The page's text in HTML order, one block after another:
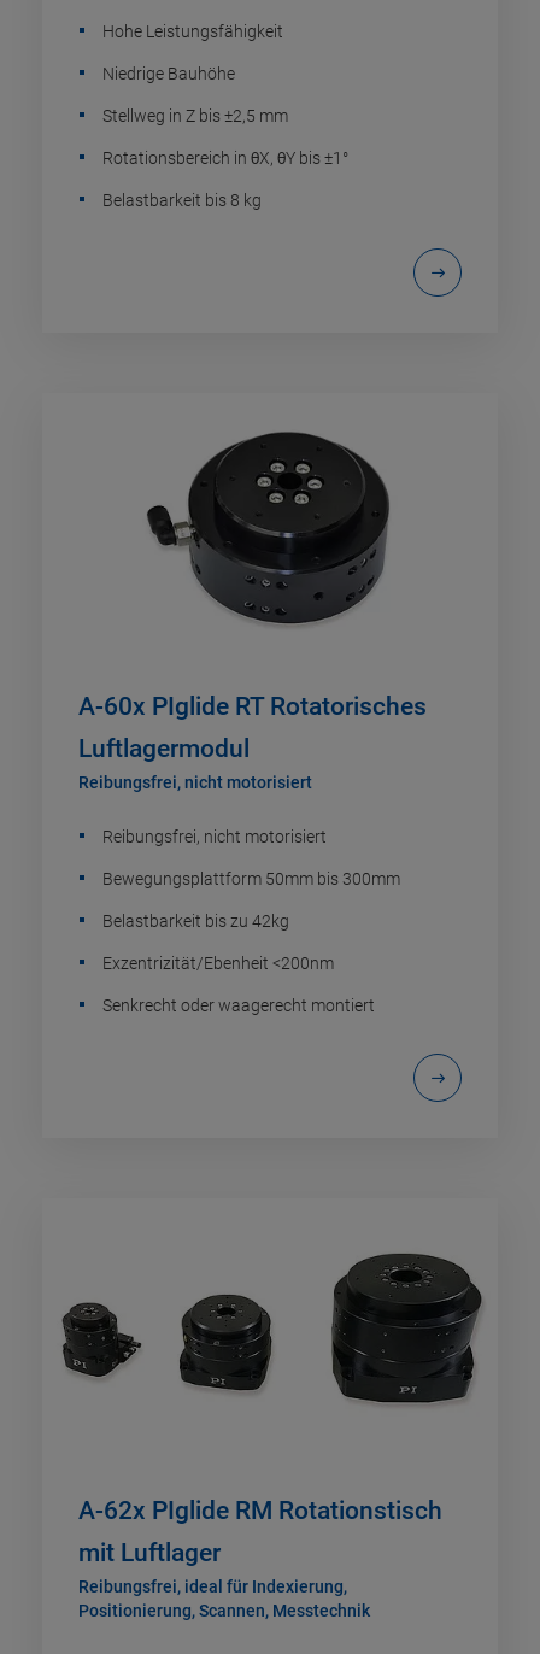
Hohe Leistungsfähigkeit
Niedrige Bauhöhe
Stellweg in Z bis ±2,5 mm
Rotationsbereich in θX, θY bis ±1°
Belastbarkeit bis 8 kg
A-60x PIglide RT Rotatorisches
Luftlagermodul
Reibungsfrei, nicht motorisiert
Reibungsfrei, nicht motorisiert
Bewegungsplattform 50mm bis 300mm
Belastbarkeit bis zu 42kg
Exzentrizität/Ebenheit <200nm
Senkrecht oder waagerecht montiert
A-62x PIglide RM Rotationstisch
mit Luftlager
Reibungsfrei, ideal für Indexierung,
Positionierung, Scannen, Messtechnik